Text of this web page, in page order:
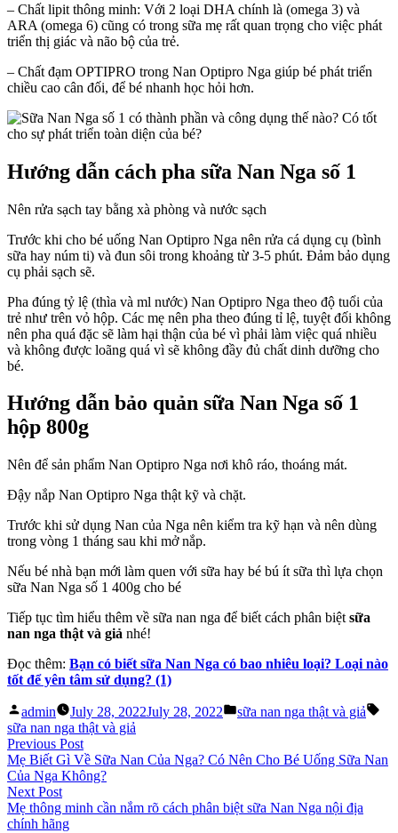
– Chất lipit thông minh: Với 2 loại DHA chính là (omega 3) và
ARA (omega 6) cũng có trong sữa mẹ rất quan trọng cho việc phát
triển thị giác và não bộ của trẻ.
– Chất đạm OPTIPRO trong Nan Optipro Nga giúp bé phát triển
chiều cao cân đối, để bé nhanh học hỏi hơn.
Hướng dẫn cách pha sữa Nan Nga số 1
Nên rửa sạch tay bằng xà phòng và nước sạch
Trước khi cho bé uống Nan Optipro Nga nên rửa cá dụng cụ (bình
sữa hay núm ti) và đun sôi trong khoảng từ 3-5 phút. Đảm bảo dụng
cụ phải sạch sẽ.
Pha đúng tỷ lệ (thìa và ml nước) Nan Optipro Nga theo độ tuổi của
trẻ như trên vỏ hộp. Các mẹ nên pha theo đúng tỉ lệ, tuyệt đối không
nên pha quá đặc sẽ làm hại thận của bé vì phải làm việc quá nhiều
và không được loãng quá vì sẽ không đầy đủ chất dinh dưỡng cho
bé.
Hướng dẫn bảo quản sữa Nan Nga số 1
hộp 800g
Nên để sản phẩm Nan Optipro Nga nơi khô ráo, thoáng mát.
Đậy nắp Nan Optipro Nga thật kỹ và chặt.
Trước khi sử dụng Nan của Nga nên kiểm tra kỹ hạn và nên dùng
trong vòng 1 tháng sau khi mở nắp.
Nếu bé nhà bạn mới làm quen với sữa hay bé bú ít sữa thì lựa chọn
sữa Nan Nga số 1 400g cho bé
Tiếp tục tìm hiểu thêm về sữa nan nga để biết cách phân biệt sữa
nan nga thật và giả nhé!
Đọc thêm: Bạn có biết sữa Nan Nga có bao nhiêu loại? Loại nào
tốt để yên tâm sử dụng? (1)
Posted
by
admin July 28, 2022July 28, 2022
Posted
sữa nan nga thật và giả
sữa nan nga thật và giả
Post
navigation
Previous PostPrevious
post:
Mẹ Biết Gì Về Sữa Nan Của Nga? Có Nên Cho Bé Uống Sữa Nan
Của Nga Không?
Next PostNext
post:
Mẹ thông minh cần nắm rõ cách phân biệt sữa Nan Nga nội địa
chính hãng